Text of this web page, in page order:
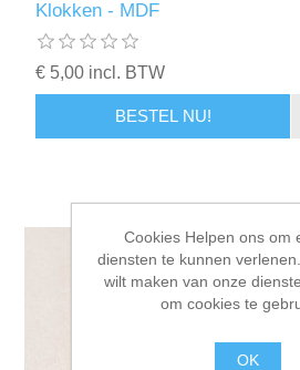
Klokken - MDF
€ 5,00 incl. BTW
BESTEL NU!
Cookies Helpen ons om
diensten te kunnen
wilt maken van onze
om cookies te
OK